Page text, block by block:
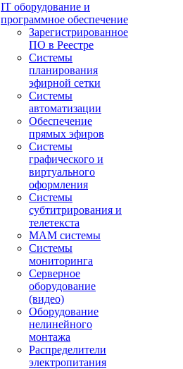
IT оборудование и
программное обеспечение
Зарегистрированное
ПО в Реестре
Системы
планирования
эфирной сетки
Системы
автоматизации
Обеспечение
прямых эфиров
Системы
графического и
виртуального
оформления
Системы
субтитрирования и
телетекста
MAM системы
Системы
мониторинга
Серверное
оборудование
(видео)
Оборудование
нелинейного
монтажа
Распределители
электропитания